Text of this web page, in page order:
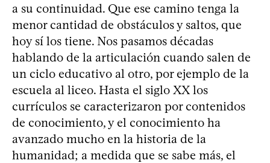
a su continuidad. Que ese camino tenga la
menor cantidad de obstáculos y saltos, que
hoy sí los tiene. Nos pasamos décadas
hablando de la articulación cuando salen de
un ciclo educativo al otro, por ejemplo de la
escuela al liceo. Hasta el siglo XX los
currículos se caracterizaron por contenidos
de conocimiento, y el conocimiento ha
avanzado mucho en la historia de la
humanidad; a medida que se sabe más, el